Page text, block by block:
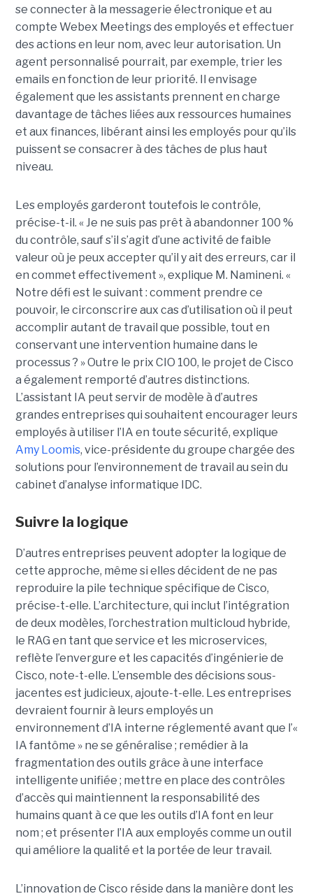
se connecter à la messagerie électronique et au
compte Webex Meetings des employés et effectuer
des actions en leur nom, avec leur autorisation. Un
agent personnalisé pourrait, par exemple, trier les
emails en fonction de leur priorité. Il envisage
également que les assistants prennent en charge
davantage de tâches liées aux ressources humaines
et aux finances, libérant ainsi les employés pour qu’ils
puissent se consacrer à des tâches de plus haut
niveau.
Les employés garderont toutefois le contrôle,
précise-t-il. « Je ne suis pas prêt à abandonner 100 %
du contrôle, sauf s’il s’agit d’une activité de faible
valeur où je peux accepter qu’il y ait des erreurs, car il
en commet effectivement », explique M. Namineni. «
Notre défi est le suivant : comment prendre ce
pouvoir, le circonscrire aux cas d’utilisation où il peut
accomplir autant de travail que possible, tout en
conservant une intervention humaine dans le
processus ? »Outre le prix CIO 100, le projet de Cisco
a également remporté d’autres distinctions.
L’assistant IA peut servir de modèle à d’autres
grandes entreprises qui souhaitent encourager leurs
employés à utiliser l’IA en toute sécurité, explique
Amy Loomis, vice-présidente du groupe chargée des
solutions pour l’environnement de travail au sein du
cabinet d’analyse informatique IDC.
Suivre la logique
D’autres entreprises peuvent adopter la logique de
cette approche, même si elles décident de ne pas
reproduire la pile technique spécifique de Cisco,
précise-t-elle. L’architecture, qui inclut l’intégration
de deux modèles, l’orchestration multicloud hybride,
le RAG en tant que service et les microservices,
reflète l’envergure et les capacités d’ingénierie de
Cisco, note-t-elle. L’ensemble des décisions sous-
jacentes est judicieux, ajoute-t-elle. Les entreprises
devraient fournir à leurs employés un
environnement d’IA interne réglementé avant que l’«
IA fantôme » ne se généralise ; remédier à la
fragmentation des outils grâce à une interface
intelligente unifiée ; mettre en place des contrôles
d’accès qui maintiennent la responsabilité des
humains quant à ce que les outils d’IA font en leur
nom ; et présenter l’IA aux employés comme un outil
qui améliore la qualité et la portée de leur travail.
L’innovation de Cisco réside dans la manière dont les